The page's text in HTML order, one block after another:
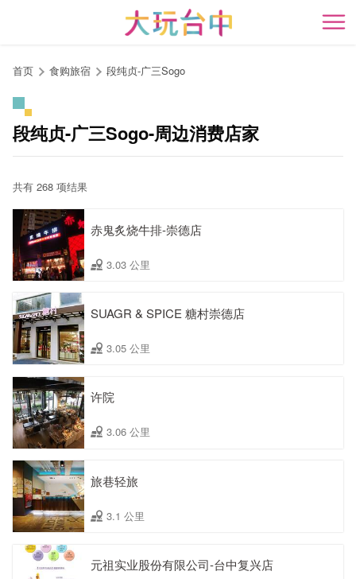
开
首页 食购旅宿 段纯贞-广三Sogo
段纯贞-广三Sogo-周边消费店家
共有 268 项结果
赤鬼炙烧牛排-崇德店
3.03 公里
SUAGR & SPICE 糖村崇德店
3.05 公里
许院
3.06 公里
旅巷轻旅
3.1 公里
元祖实业股份有限公司-台中复兴店